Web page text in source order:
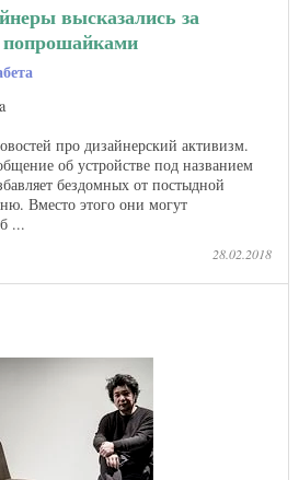
высказались за
про дизайнерский активизм.
об устройстве под названием
бездомных от постыдной
Вместо этого они могут
...
28.02.2018